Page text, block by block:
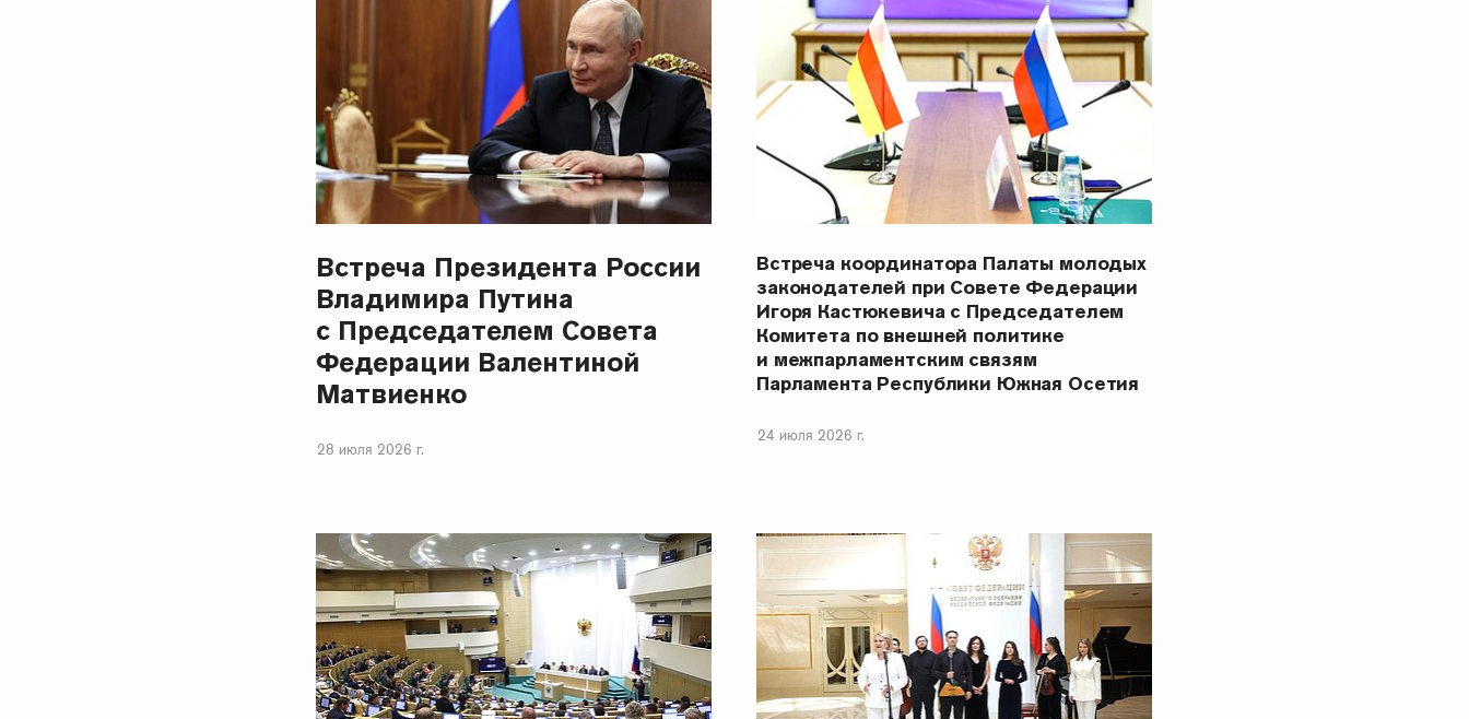
Встреча Президента России
Владимира Путина
с Председателем Совета
Федерации Валентиной
Матвиенко
28 июля 2026 г.
Встреча координатора Палаты молодых
законодателей при Совете Федерации
Игоря Кастюкевича с Председателем
Комитета по внешней политике
и межпарламентским связям
Парламента Республики Южная Осетия
24 июля 2026 г.